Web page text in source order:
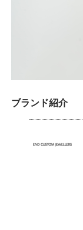
ブランド紹介